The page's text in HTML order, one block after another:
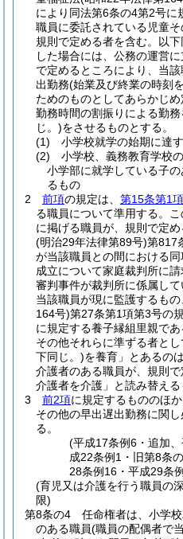
により同法第6条の4第2号に
職員に委託されている児童
規則で定める者を含む。以下
した場合には、公務の運営
で定めるところにより、当
出勤務(始業及び終業の時刻
ためのものとしてあらかじ
勤務時間の割振りによる勤務
じ。)をさせるものとする。
(1)
小学校就学の始期に達
(2)
小学校、義務教育学校
小学部に就学している子
るもの
2
前項の規定は、 第15条第1項
る職員について準用する。
に掲げる職員が、規則で定
(明治29年法律第89号)第817
が当該職員との間における
成立について家庭裁判所に
審判事件が裁判所に係属し
当該職員が現に監護するも
164号)第27条第1項第3号の
に規定する養子縁組里親で
その他それらに準ずる者と
下同じ。)を養育」とあるの
介護者のある職員が、規則
介護者を介護」と読み替える
3
前2項に規定するもののほ
その他の早出遅出勤務に関
る。
(平成17条例6・追加
成22条例1・旧第8条
28条例16・平成29条
(育児又は介護を行う職員の
限)
第8条の4
任命権者は、小学
のある職員(職員の配偶者で